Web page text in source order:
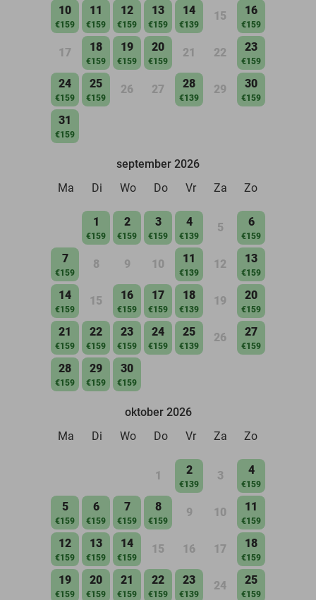
10
€159
11
€159
12
€159
13
€159
14
€139
15 16
€159
17 18
€159
19
€159
20
€159
21 22 23
€159
24
€159
25
€159
26 27 28
€139
29 30
€159
31
€159
september 2026
Ma
Di Wo Do Vr Za Zo
1
€159
2
€159
3
€159
4
€139
5 6
€159
7
€159
8 9 10 11
€139
12 13
€159
14
€159
15 16
€159
17
€159
18
€139
19 20
€159
21
€159
22
€159
23
€159
24
€159
25
€139
26 27
€159
28
€159
29
€159
30
€159
oktober 2026
Ma
Di Wo Do Vr Za Zo
1 2
€139
3 4
€159
5
€159
6
€159
7
€159
8
€159
9 10 11
€159
12
€159
13
€159
14
€159
15 16 17 18
€159
19
€159
20
€159
21
€159
22
€159
23
€139
24 25
€159